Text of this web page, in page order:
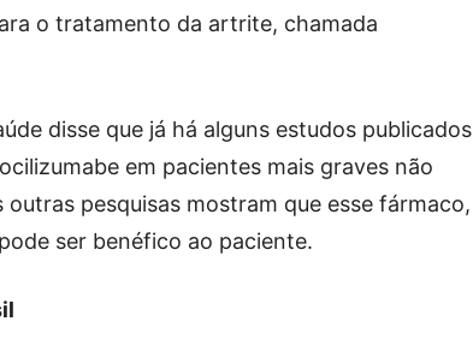
o tratamento da artrite, chamada
disse que já há alguns estudos publicados
em pacientes mais graves não
pesquisas mostram que esse fármaco,
ser benéfico ao paciente.